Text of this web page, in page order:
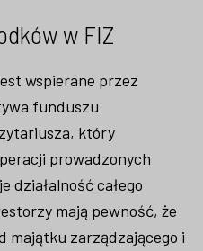
w FIZ
wspierane przez
funduszu
który
prowadzonych
działalność całego
mają pewność, że
majątku zarządzającego i